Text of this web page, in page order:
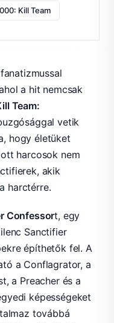
Kill Team
a hit nemcsak
Team:
vetik
hogy életüket
harcosok nem
akik
harctérre.
Confessort, egy
Sanctifier
építhetők fel. A
a Conflagrator, a
a Preacher és a
képességeket
továbbá